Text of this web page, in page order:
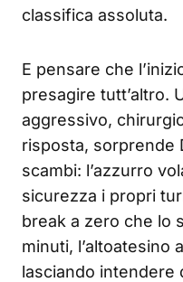
classifica assoluta.
E pensare che
presagire tutt’altro.
aggressivo,
risposta, sorprende
scambi: l’azzurro
sicurezza i propri
break a zero che lo
minuti, l’altoatesino
lasciando intendere